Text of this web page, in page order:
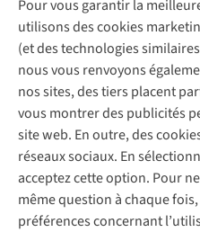
Pour vous garantir la
utilisons des cookies
(et des technologies
nous vous renvoyons
nos sites, des tiers placent
vous montrer des publicités
site web. En outre, des
réseaux sociaux. En
acceptez cette option. Pour
même question à chaque
préférences concernant
Contactez-nous
À propos d’A.S.Adventure
Déclaration d'accessibilité
Service de lavage
Entretien de chaussures
Réparation de chaussures
Réparation de vêtements
Retouches
Pour les entreprises
Explore Camp
Gear Check
Expertise & conseils
Abonnez-vous à la newsletter